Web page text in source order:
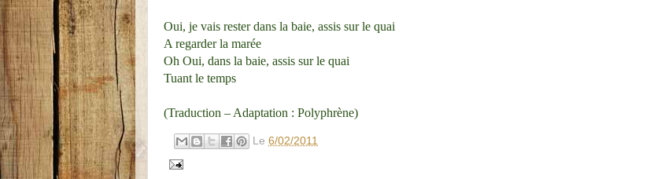
Oui, je vais rester dans la baie, assis sur le quai
A regarder la marée
Oh Oui, dans la baie, assis sur le quai
Tuant le temps
(Traduction – Adaptation : Polyphrène)
Le6/02/2011